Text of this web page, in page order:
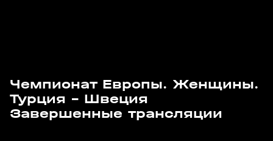
Чемпионат Европы. Женщины.
Турция - Швеция
Завершенные трансляции
17 мая, 21:20